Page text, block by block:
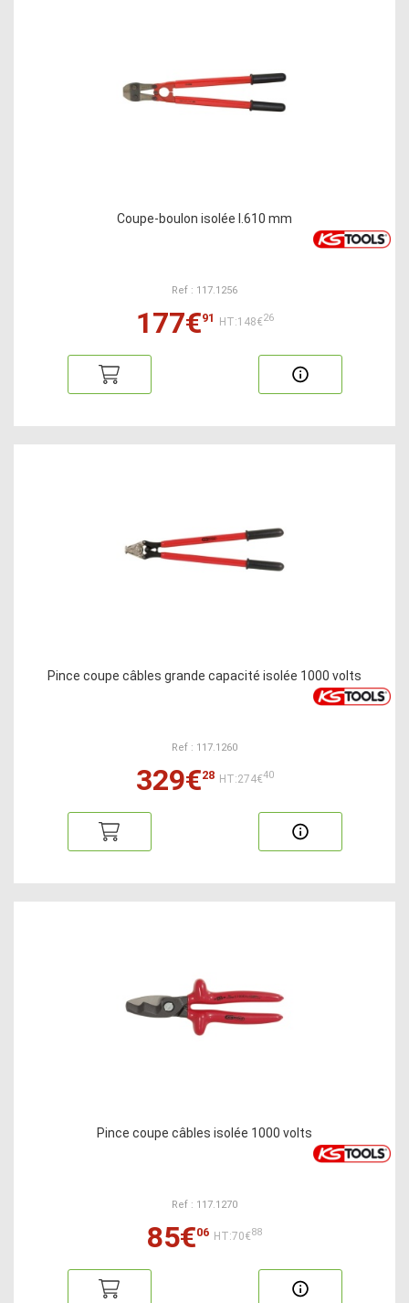
Coupe-boulon isolée l.610 mm
Ref : 117.1256
177€91 HT:148€26
Pince coupe câbles grande capacité isolée 1000 volts
Ref : 117.1260
329€28 HT:274€40
Pince coupe câbles isolée 1000 volts
Ref : 117.1270
85€06 HT:70€88